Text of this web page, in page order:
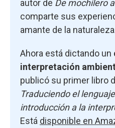
autor de De mochilero
comparte sus
amante de la
Ahora está dictando un
interpretación
publicó su primer libro
Traduciendo el
introducción a la
Está disponible en